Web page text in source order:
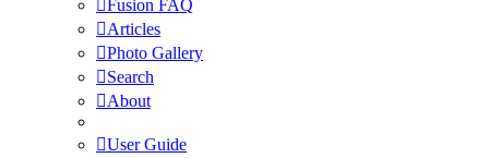
Fusion FAQ
Articles
Photo Gallery
Search
About
User Guide